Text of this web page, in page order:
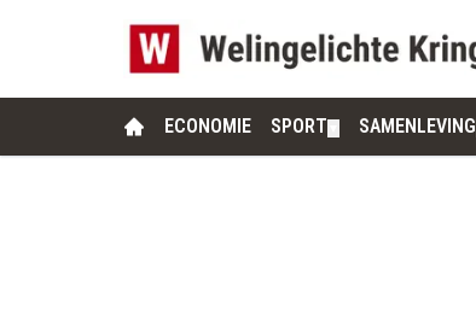
ECONOMIE SPORT SAMENLEVING